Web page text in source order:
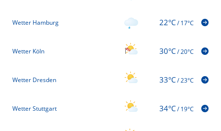
Wetter Hamburg 22°C/17°C
Wetter Köln 30°C/20°C
Wetter Dresden 33°C/23°C
Wetter Stuttgart 34°C/19°C